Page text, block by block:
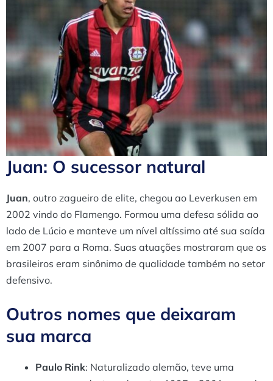
Juan: O sucessor natural
Juan, outro zagueiro de elite, chegou ao Leverkusen em
2002 vindo do Flamengo. Formou uma defesa sólida ao
lado de Lúcio e manteve um nível altíssimo até sua saída
em 2007 para a Roma. Suas atuações mostraram que os
brasileiros eram sinônimo de qualidade também no setor
defensivo.
Outros nomes que deixaram
sua marca
Paulo Rink: Naturalizado alemão, teve uma